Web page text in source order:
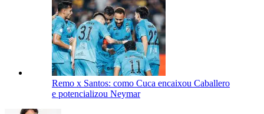
Remo x Santos: como Cuca encaixou Caballero
e potencializou Neymar